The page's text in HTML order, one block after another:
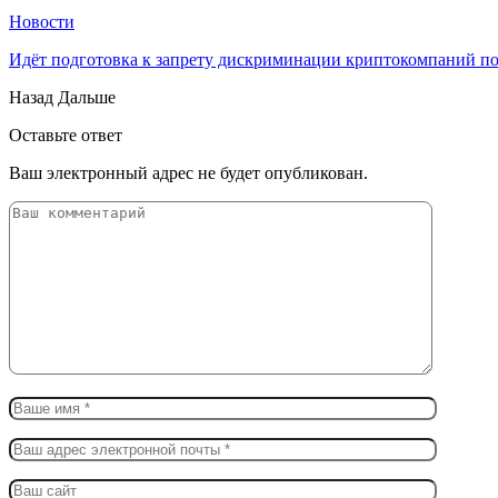
Новости
Идёт подготовка к запрету дискриминации криптокомпаний
Назад Дальше
Оставьте ответ
Ваш электронный адрес не будет опубликован.